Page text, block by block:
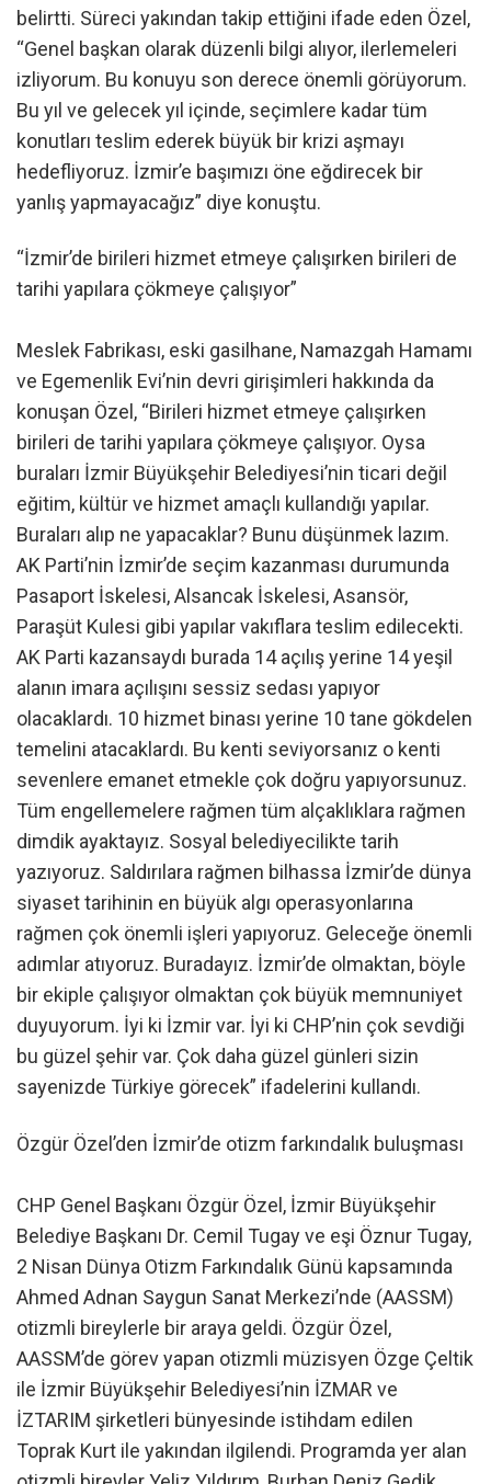
belirtti. Süreci yakından takip ettiğini ifade eden Özel,
“Genel başkan olarak düzenli bilgi alıyor, ilerlemeleri
izliyorum. Bu konuyu son derece önemli görüyorum.
Bu yıl ve gelecek yıl içinde, seçimlere kadar tüm
konutları teslim ederek büyük bir krizi aşmayı
hedefliyoruz. İzmir’e başımızı öne eğdirecek bir
yanlış yapmayacağız” diye konuştu.
“İzmir’de birileri hizmet etmeye çalışırken birileri de
tarihi yapılara çökmeye çalışıyor”
Meslek Fabrikası, eski gasilhane, Namazgah Hamamı
ve Egemenlik Evi’nin devri girişimleri hakkında da
konuşan Özel, “Birileri hizmet etmeye çalışırken
birileri de tarihi yapılara çökmeye çalışıyor. Oysa
buraları İzmir Büyükşehir Belediyesi’nin ticari değil
eğitim, kültür ve hizmet amaçlı kullandığı yapılar.
Buraları alıp ne yapacaklar? Bunu düşünmek lazım.
AK Parti’nin İzmir’de seçim kazanması durumunda
Pasaport İskelesi, Alsancak İskelesi, Asansör,
Paraşüt Kulesi gibi yapılar vakıflara teslim edilecekti.
AK Parti kazansaydı burada 14 açılış yerine 14 yeşil
alanın imara açılışını sessiz sedası yapıyor
olacaklardı. 10 hizmet binası yerine 10 tane gökdelen
temelini atacaklardı. Bu kenti seviyorsanız o kenti
sevenlere emanet etmekle çok doğru yapıyorsunuz.
Tüm engellemelere rağmen tüm alçaklıklara rağmen
dimdik ayaktayız. Sosyal belediyecilikte tarih
yazıyoruz. Saldırılara rağmen bilhassa İzmir’de dünya
siyaset tarihinin en büyük algı operasyonlarına
rağmen çok önemli işleri yapıyoruz. Geleceğe önemli
adımlar atıyoruz. Buradayız. İzmir’de olmaktan, böyle
bir ekiple çalışıyor olmaktan çok büyük memnuniyet
duyuyorum. İyi ki İzmir var. İyi ki CHP’nin çok sevdiği
bu güzel şehir var. Çok daha güzel günleri sizin
sayenizde Türkiye görecek” ifadelerini kullandı.
Özgür Özel’den İzmir’de otizm farkındalık buluşması
CHP Genel Başkanı Özgür Özel, İzmir Büyükşehir
Belediye Başkanı Dr. Cemil Tugay ve eşi Öznur Tugay,
2 Nisan Dünya Otizm Farkındalık Günü kapsamında
Ahmed Adnan Saygun Sanat Merkezi’nde (AASSM)
otizmli bireylerle bir araya geldi. Özgür Özel,
AASSM’de görev yapan otizmli müzisyen Özge Çeltik
ile İzmir Büyükşehir Belediyesi’nin İZMAR ve
İZTARIM şirketleri bünyesinde istihdam edilen
Toprak Kurt ile yakından ilgilendi. Programda yer alan